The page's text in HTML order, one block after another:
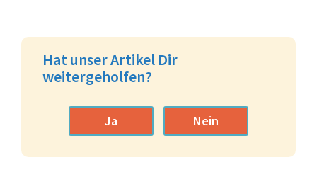
Hat unser Artikel Dir
weitergeholfen?
Ja Nein